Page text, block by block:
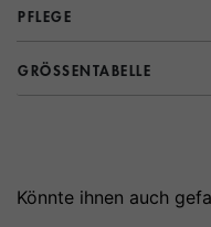
PFLEGE
GRÖSSENTABELLE
Könnte ihnen auch